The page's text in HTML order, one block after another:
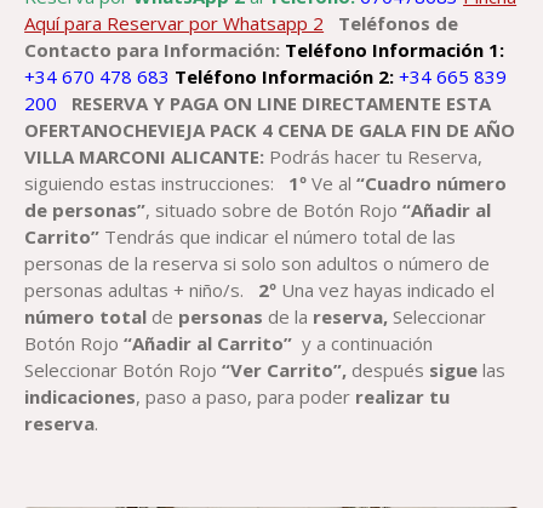
Aquí para Reservar por Whatsapp 2
Teléfonos de
Contacto para Información: Teléfono Información 1:
+34 670 478 683 Teléfono Información 2: +34 665 839
200
RESERVA Y PAGA ON LINE DIRECTAMENTE ESTA
OFERTANOCHEVIEJA PACK 4 CENA DE GALA FIN DE AÑO
VILLA MARCONI ALICANTE: Podrás hacer tu Reserva,
siguiendo estas instrucciones:
1º Ve al“Cuadro número
de personas”, situado sobre de Botón Rojo“Añadir al
Carrito” Tendrás que indicar el número total de las
personas de la reserva si solo son adultos o número de
personas adultas + niño/s.
2º Una vez hayas indicado el
número total de personas de la reserva, Seleccionar
Botón Rojo“Añadir al Carrito” y a continuación
Seleccionar Botón Rojo“Ver Carrito”, después sigue las
indicaciones, paso a paso, para poder realizar tu
reserva.